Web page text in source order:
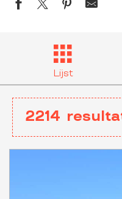
Lijst
2214